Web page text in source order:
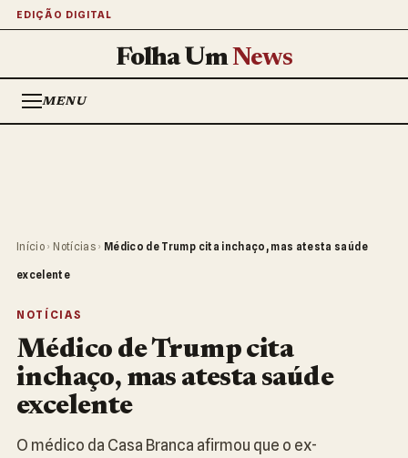
EDIÇÃO DIGITAL
Folha UmNews
MENU
Início › Notícias › Médico de Trump cita inchaço, mas atesta saúde
excelente
NOTÍCIAS
Médico de Trump cita
inchaço, mas atesta saúde
excelente
O médico da Casa Branca afirmou que o ex-